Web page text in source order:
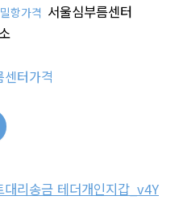
밀항가격 서울심부름센터
센터가격
리송금 테더개인지갑_v4Y